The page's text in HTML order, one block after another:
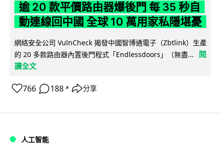
逾 20 款平價路由器爆後門 每 35 秒自
動連線回中國 全球 10 萬用家私隱堪憂
網絡安全公司 VulnCheck 揭發中國智博通電子（Zbtlink）生產
的 20 多款路由器內置後門程式「Endlessdoors」（無盡...
閱
讀全文
766 188 ↗ 分享
人工智能